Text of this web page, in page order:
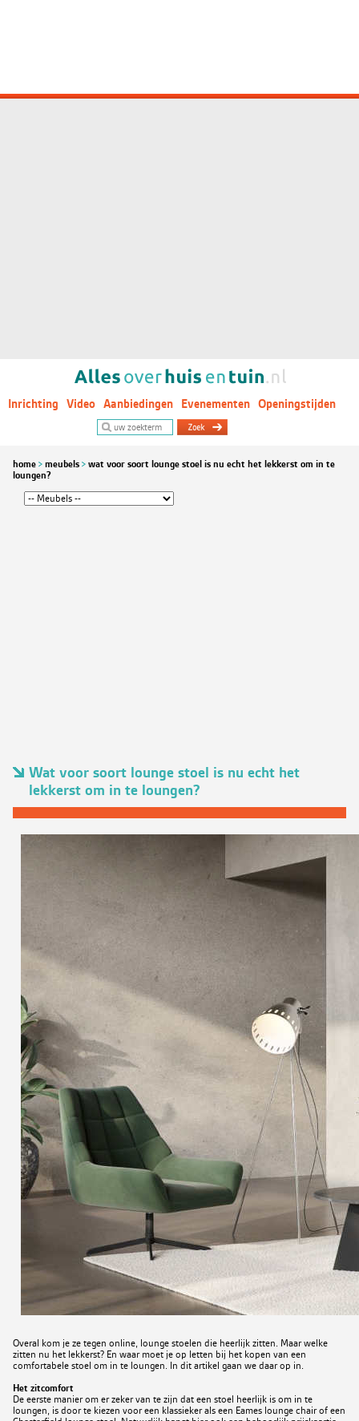
Inrichting Video Aanbiedingen Evenementen Openingstijden
home meubels
wat voor soort lounge stoel is nu echt het lekkerst om in te
loungen?
Wat voor soort lounge stoel is nu echt het
lekkerst om in te loungen?
Overal kom je ze tegen online, lounge stoelen die heerlijk zitten. Maar welke
zitten nu het lekkerst? En waar moet je op letten bij het kopen van een
comfortabele stoel om in te loungen. In dit artikel gaan we daar op in.
Het zitcomfort
De eerste manier om er zeker van te zijn dat een stoel heerlijk is om in te
loungen, is door te kiezen voor een klassieker als een Eames lounge chair of een